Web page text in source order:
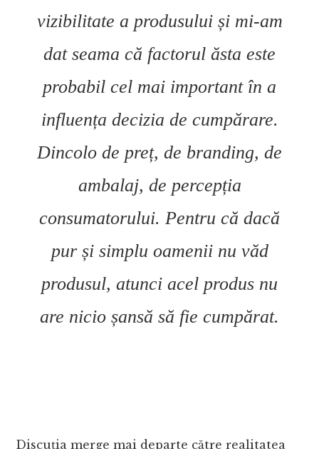
vizibilitate a produsului și mi-am
dat seama că factorul ăsta este
probabil cel mai important în a
influența decizia de cumpărare.
Dincolo de preț, de branding, de
ambalaj, de percepția
consumatorului. Pentru că dacă
pur și simplu oamenii nu văd
produsul, atunci acel produs nu
are nicio șansă să fie cumpărat.
Discuția merge mai departe către realitatea